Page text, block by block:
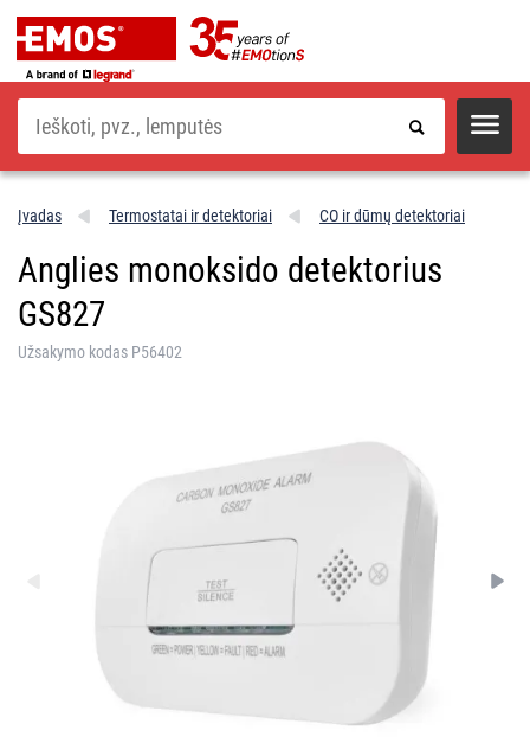
Paieška
Įvadas Termostatai ir detektoriai CO ir dūmų detektoriai
Anglies monoksido detektorius
GS827
Užsakymo kodas P56402